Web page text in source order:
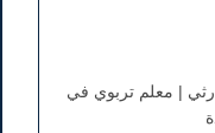
| معلم تربوي في